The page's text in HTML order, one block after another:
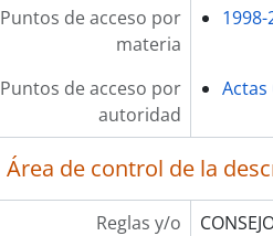
Puntos de acceso por
materia
1998-
Puntos de acceso por
autoridad
Área de control de la
Reglas y/o